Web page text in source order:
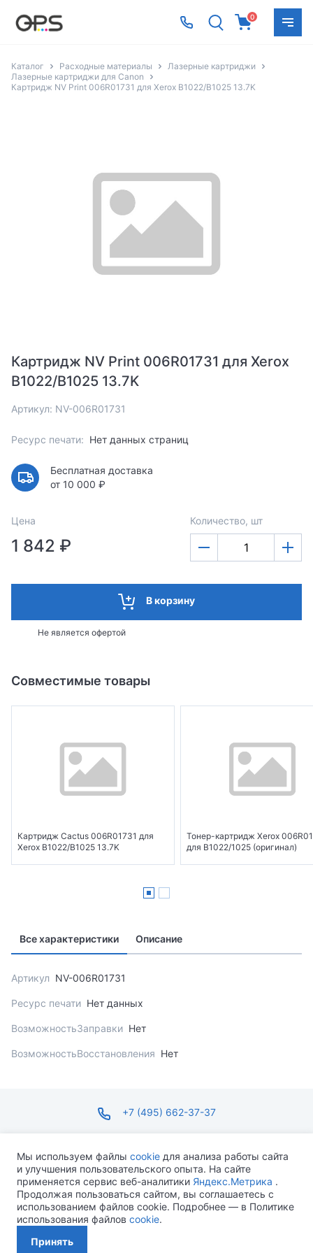
0
Каталог Расходные материалы
Лазерные картриджи
Лазерные картриджи для Canon
Картридж NV Print 006R01731 для Xerox B1022/B1025 13.7K
Картридж NV Print 006R01731 для Xerox
B1022/B1025 13.7K
Артикул: NV-006R01731
Ресурс печати: Нет данных страниц
Бесплатная доставка
от 10 000 ₽
Цена
1 842 ₽
Количество, шт
В корзину
Не является офертой
Совместимые товары
Картридж Cactus 006R01731 для
Xerox B1022/B1025 13.7K
Тонер-картридж Xerox
для B1022/1025 (оригинал)
Все характеристики Описание
Артикул NV-006R01731
Ресурс печати Нет данных
ВозможностьЗаправки Нет
ВозможностьВосстановления Нет
+7 (495) 662-37-37
ПН-ПТ С 09:00 ДО 18:00 СБ-ВС ВЫХОДНОЙ
Мы используем файлы cookie для анализа работы сайта
и улучшения пользовательского опыта. На сайте
применяется сервис веб-аналитики Яндекс.Метрика .
Продолжая пользоваться сайтом, вы соглашаетесь с
использованием файлов cookie. Подробнее — в Политике
использования файлов cookie.
Принять